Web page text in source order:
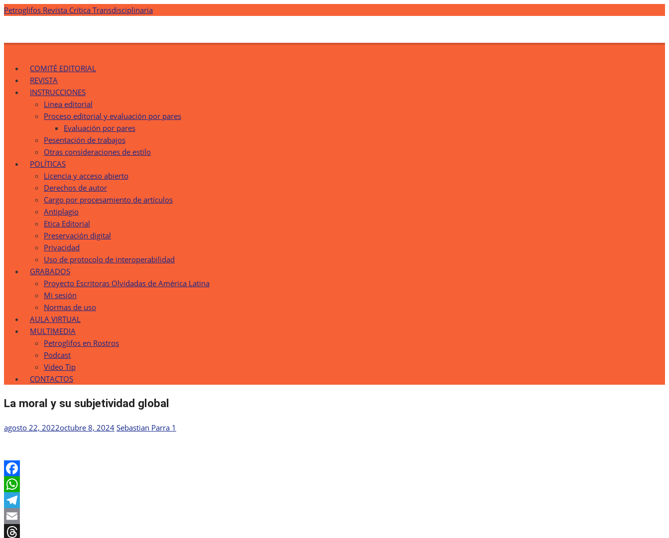
Saltar
Petroglifos Revista Crítica Transdisciplinaria
COMITÉ EDITORIAL
REVISTA
INSTRUCCIONES
Linea editorial
Proceso editorial y evaluación por pares
Evaluación por pares
Pesentación de trabajos
Otras consideraciones de estilo
POLÍTICAS
Licencia y acceso abierto
Derechos de autor
Cargo por procesamiento de artículos
Antiplagio
Etica Editorial
Preservación digital
Privacidad
Uso de protocolo de interoperabilidad
GRABADOS
Proyecto Escritoras Olvidadas de América Latina
Mi sesión
Normas de uso
AULA VIRTUAL
MULTIMEDIA
Petroglifos en Rostros
Podcast
Video Tip
CONTACTOS
La moral y su subjetividad global
Publicada
agosto 22, 2022octubre 8, 2024Autor
Sebastian Parra 1
Facebook
WhatsApp
Telegram
Email